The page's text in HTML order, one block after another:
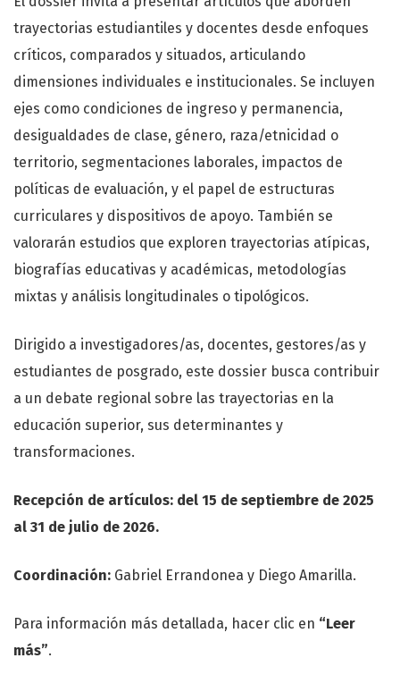
trayectorias estudiantiles y docentes desde enfoques
críticos, comparados y situados, articulando
dimensiones individuales e institucionales. Se incluyen
ejes como condiciones de ingreso y permanencia,
desigualdades de clase, género, raza/etnicidad o
territorio, segmentaciones laborales, impactos de
políticas de evaluación, y el papel de estructuras
curriculares y dispositivos de apoyo. También se
valorarán estudios que exploren trayectorias atípicas,
biografías educativas y académicas, metodologías
mixtas y análisis longitudinales o tipológicos.
Dirigido a investigadores/as, docentes, gestores/as y
estudiantes de posgrado, este dossier busca contribuir
a un debate regional sobre las trayectorias en la
educación superior, sus determinantes y
transformaciones.
Recepción de artículos: del 15 de septiembre de 2025
al 31 de julio de 2026.
Coordinación: Gabriel Errandonea y Diego Amarilla.
Para información más detallada, hacer clic en “Leer
más”.